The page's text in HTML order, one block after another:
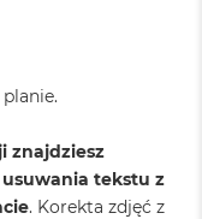
znajdziesz
tekstu z
. Korekta zdjęć z